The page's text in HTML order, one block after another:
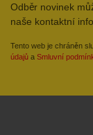
Odběr novinek
naše kontaktní
Tento web je chráněn
údajů a Smluvní